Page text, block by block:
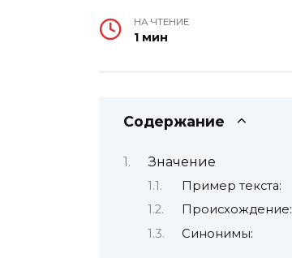
НА ЧТЕНИЕ
1 мин
Содержание
Значение
Пример текста:
Происхождение:
Синонимы: